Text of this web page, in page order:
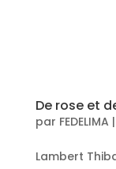
De rose et
par FEDELIMA |
Lambert